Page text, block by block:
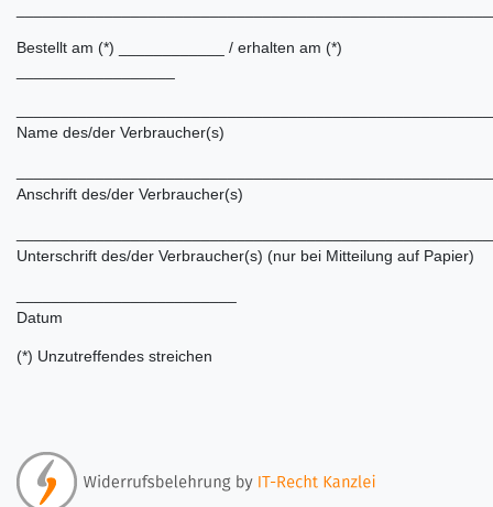
Bestellt am (*) ____________ / erhalten am (*)
Name des/der Verbraucher(s)
Anschrift des/der Verbraucher(s)
Unterschrift des/der Verbraucher(s) (nur bei Mitteilung auf Papier)
Datum
(*) Unzutreffendes streichen